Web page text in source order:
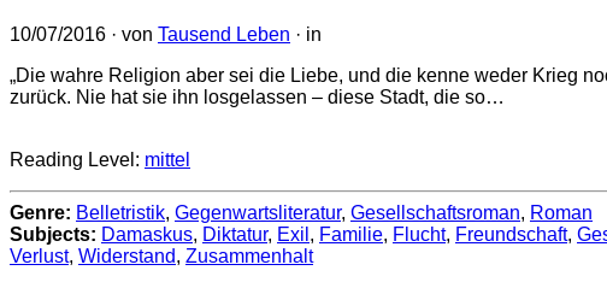
10/07/2016 · von Tausend Leben · in
„Die wahre Religion aber sei die Liebe, und die kenne weder Krieg
zurück. Nie hat sie ihn losgelassen – diese Stadt, die so…
Reading Level: mittel
Genre: Belletristik, Gegenwartsliteratur, Gesellschaftsroman, Roman
Subjects: Damaskus, Diktatur, Exil , Familie, Flucht, Freundschaft,
Verlust, Widerstand, Zusammenhalt